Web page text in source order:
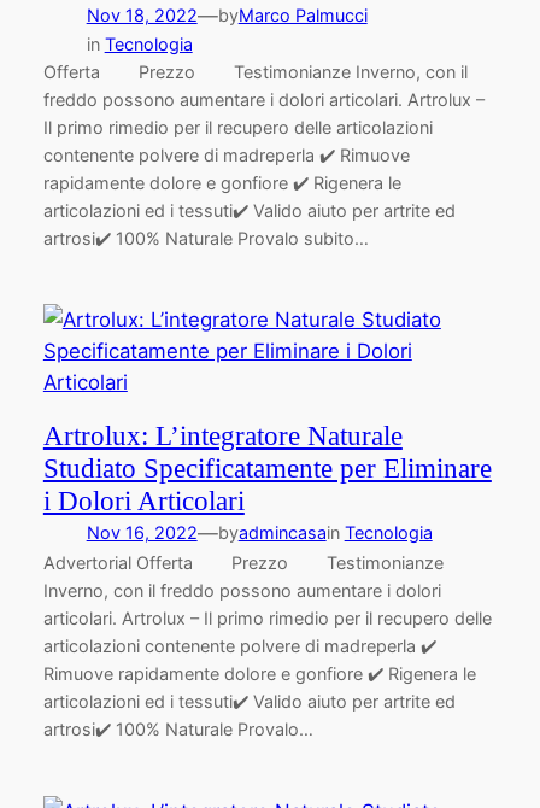
Nov 18, 2022—byMarco Palmucci
in Tecnologia
Offerta Prezzo Testimonianze Inverno, con il
freddo possono aumentare i dolori articolari. Artrolux –
Il primo rimedio per il recupero delle articolazioni
contenente polvere di madreperla ✔️ Rimuove
rapidamente dolore e gonfiore ✔️ Rigenera le
articolazioni ed i tessuti✔️ Valido aiuto per artrite ed
artrosi✔️ 100% Naturale Provalo subito…
Artrolux: L’integratore Naturale
Studiato Specificatamente per Eliminare
i Dolori Articolari
Nov 16, 2022—byadmincasain Tecnologia
Advertorial Offerta Prezzo Testimonianze
Inverno, con il freddo possono aumentare i dolori
articolari. Artrolux – Il primo rimedio per il recupero delle
articolazioni contenente polvere di madreperla ✔️
Rimuove rapidamente dolore e gonfiore ✔️ Rigenera le
articolazioni ed i tessuti✔️ Valido aiuto per artrite ed
artrosi✔️ 100% Naturale Provalo…